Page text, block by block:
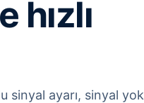
hızlı
sinyal ayarı, sinyal yok